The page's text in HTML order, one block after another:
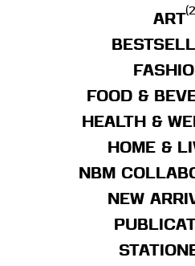
ART
FOOD &
HEALTH &
HOME &
NBM
NEW